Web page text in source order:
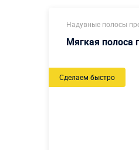
Надувные полосы
Мягкая полоса
Сделаем быстро